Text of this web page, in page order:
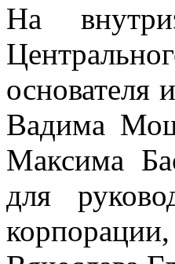
На
основателя
Вадима
Максима
для